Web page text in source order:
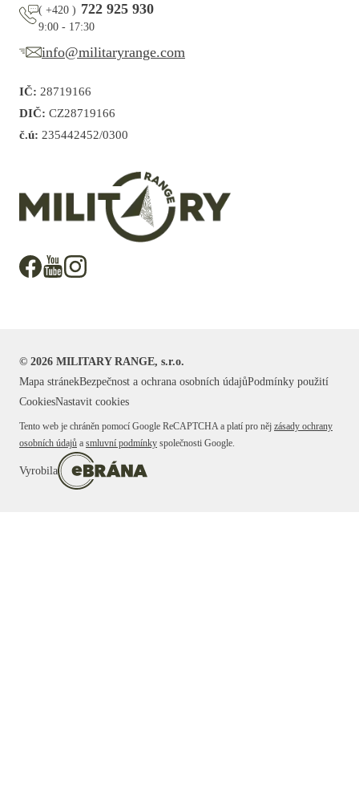
( +420 ) 722 925 930
9:00 - 17:30
info@militaryrange.com
IČ: 28719166
DIČ: CZ28719166
č.ú: 235442452/0300
© 2026 MILITARY RANGE, s.r.o.
Mapa stránekBezpečnost a ochrana osobních údajůPodmínky použití
CookiesNastavit cookies
Tento web je chráněn pomocí Google ReCAPTCHA a platí pro něj zásady ochrany
osobních údajů a smluvní podmínky společnosti Google.
Vyrobila